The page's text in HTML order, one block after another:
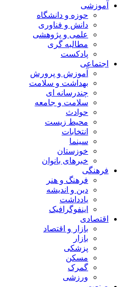
آموزشی
حوزه و دانشگاه
دانش و فناوری
علمی و پژوهشی
مطالبه گری
پادکست
اجتماعی
آموزش و پرورش
بهداشت و سلامت
چندرسانه ای
سلامت و جامعه
حوادث
محیط زیست
انتخابات
سینما
خوزستان
خبرهای بانوان
فرهنگی
فرهنگ و هنر
دین و اندیشه
یادداشت
اینفوگرافیک
اقتصادی
بازار و اقتصاد
بازار
پزشکی
مسکن
گمرک
ورزشی